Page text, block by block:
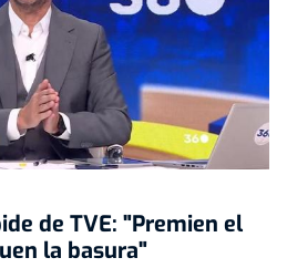
de TVE: "Premien el
la basura"